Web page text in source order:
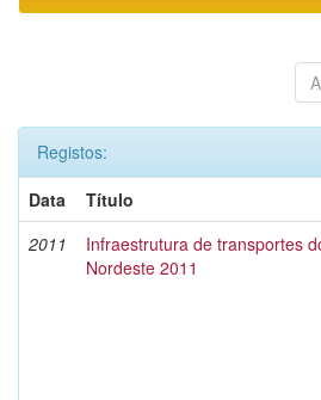
Registos:
Data
Título
2011
Infraestrutura de transportes
Nordeste 2011